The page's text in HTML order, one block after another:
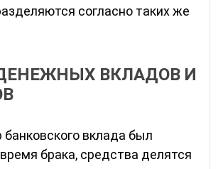
согласно таких же
ВКЛАДОВ И
банковского вклада был
брака, средства делятся